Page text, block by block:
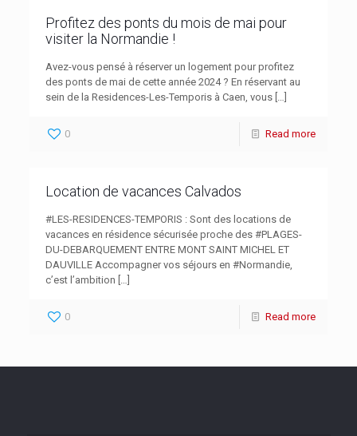
Profitez des ponts du mois de mai pour
visiter la Normandie !
Avez-vous pensé à réserver un logement pour profitez
des ponts de mai de cette année 2024 ? En réservant au
sein de la Residences-Les-Temporis à Caen, vous
0 Read more
Location de vacances Calvados
#LES-RESIDENCES-TEMPORIS : Sont des locations de
vacances en résidence sécurisée proche des #PLAGES-
DU-DEBARQUEMENT ENTRE MONT SAINT MICHEL ET
DAUVILLE Accompagner vos séjours en #Normandie,
c’est l’ambition
0 Read more